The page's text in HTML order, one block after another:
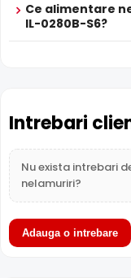
Dahua IPC-
functiaInfrarosu
Ce alimentare
IL-0280B-S6?
Intrebari
Nu exista intrebari
nelamuriri?
Adauga o intrebare